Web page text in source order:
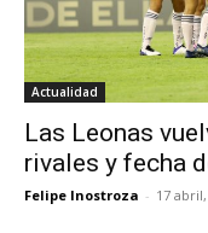
Actualidad
Las Leonas
rivales y fecha
Felipe Inostroza - 17 abril,